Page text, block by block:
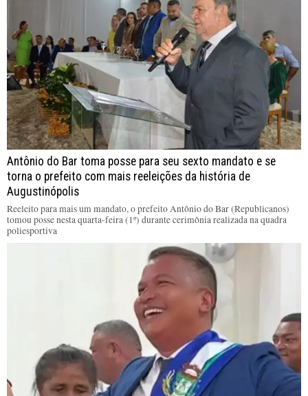
Antônio do Bar toma posse para seu sexto mandato e se
torna o prefeito com mais reeleições da história de
Augustinópolis
Reeleito para mais um mandato, o prefeito Antônio do Bar (Republicanos)
tomou posse nesta quarta-feira (1º) durante cerimônia realizada na quadra
poliesportiva